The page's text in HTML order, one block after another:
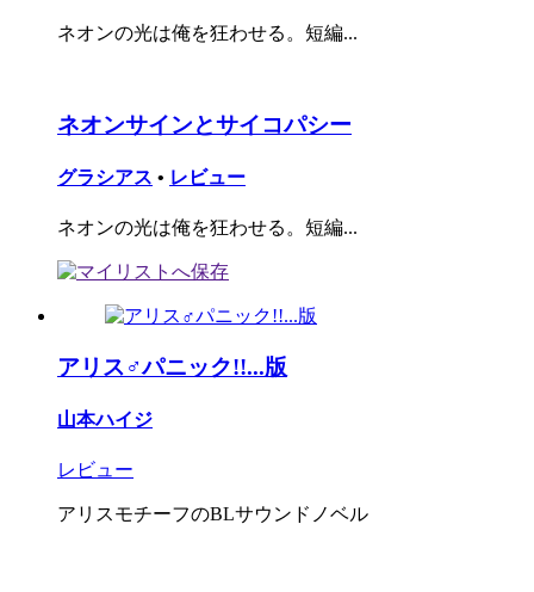
ネオンの光は俺を狂わせる。短編...
ネオンサインとサイコパシー
グラシアス • レビュー
ネオンの光は俺を狂わせる。短編...
アリス♂パニック!!...版
山本ハイジ
レビュー
アリスモチーフのBLサウンドノベル